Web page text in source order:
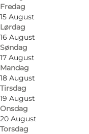
Fredag
15 August
Lørdag
16 August
Søndag
17 August
Mandag
18 August
Tirsdag
19 August
Onsdag
20 August
Torsdag
: